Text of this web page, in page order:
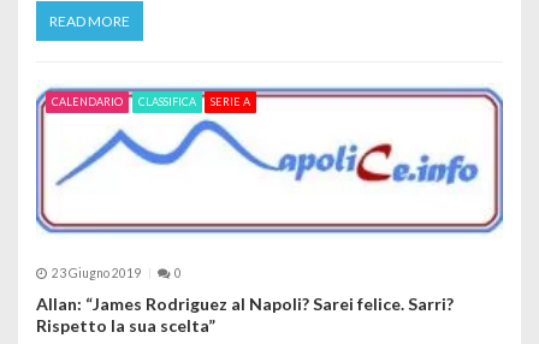
READ MORE
CALENDARIO CLASSIFICA SERIE A
23 Giugno 2019 0
Allan: “James Rodriguez al Napoli? Sarei felice. Sarri?
Rispetto la sua scelta”